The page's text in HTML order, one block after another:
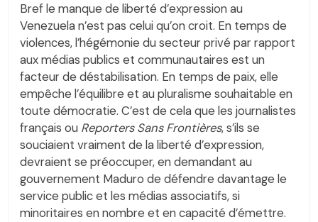
Bref le manque de liberté d’expression au
Venezuela n’est pas celui qu’on croit. En temps de
violences, l’hégémonie du secteur privé par rapport
aux médias publics et communautaires est un
facteur de déstabilisation. En temps de paix, elle
empêche l’équilibre et au pluralisme souhaitable en
toute démocratie. C’est de cela que les journalistes
français ou Reporters Sans Frontières, s’ils se
souciaient vraiment de la liberté d’expression,
devraient se préoccuper, en demandant au
gouvernement Maduro de défendre davantage le
service public et les médias associatifs, si
minoritaires en nombre et en capacité d’émettre.